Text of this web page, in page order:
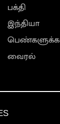
பக்தி
இந்தியா
வைரல்